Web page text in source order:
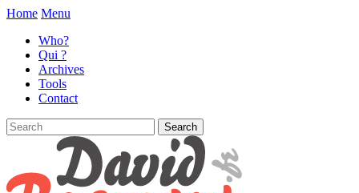
Home Menu
Who?
Qui ?
Archives
Tools
Contact